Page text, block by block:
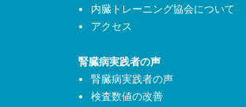
内臓トレーニング協会について
アクセス
腎臓病実践者の声
腎臓病実践者の声
検査数値の改善